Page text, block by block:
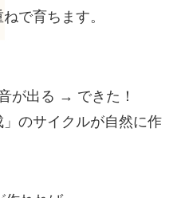
で育ちます。
が出る → できた！
のサイクルが自然に作